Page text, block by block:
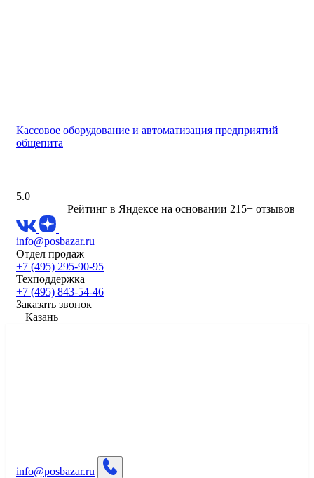
Кассовое оборудование и автоматизация предприятий
общепита
5.0
Рейтинг в Яндексе на основании 215+ отзывов
info@posbazar.ru
Отдел продаж
+7 (495) 295-90-95
Техподдержка
+7 (495) 843-54-46
Заказать звонок
Казань
info@posbazar.ru